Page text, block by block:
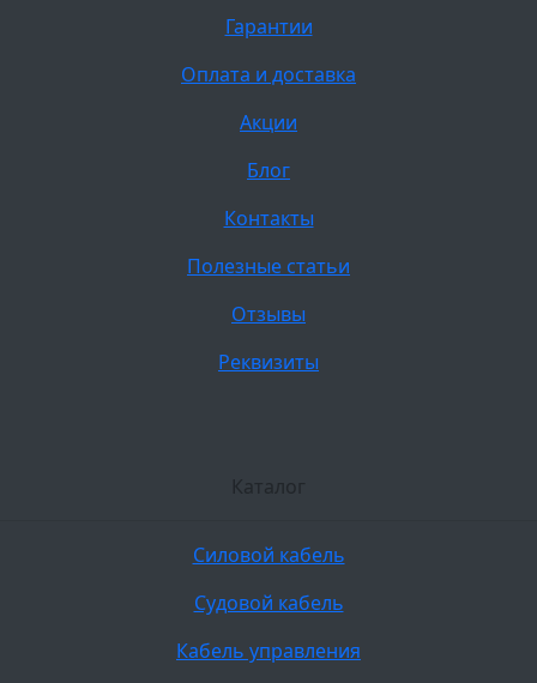
Гарантии
Оплата и доставка
Акции
Блог
Контакты
Полезные статьи
Отзывы
Реквизиты
Каталог
Силовой кабель
Судовой кабель
Кабель управления